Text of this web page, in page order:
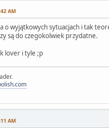
AM
o wyjątkowych sytuacjach i tak
są do czegokolwiek przydatne.
lover i tyle ;p
AM